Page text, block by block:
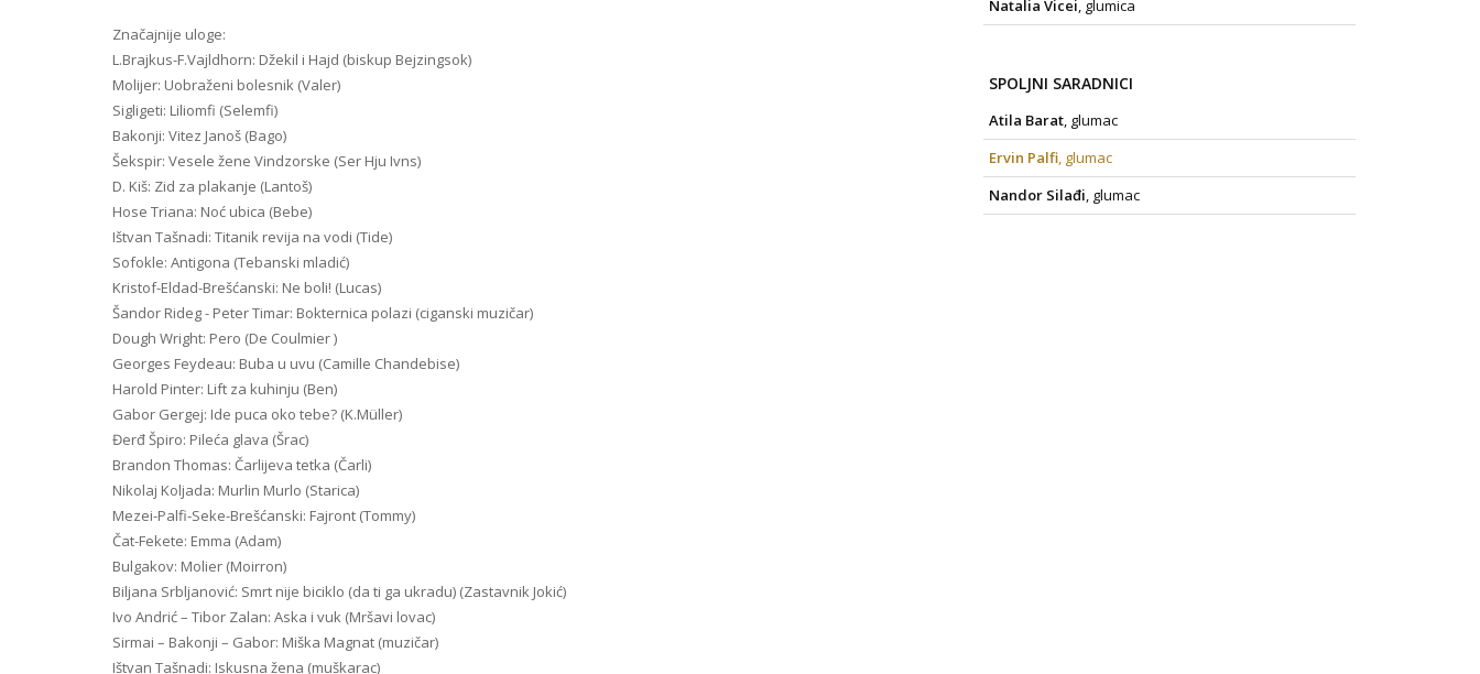
Značajnije uloge:
L.Brajkus-F.Vajldhorn: Džekil i Hajd (biskup Bejzingsok)
Molijer: Uobraženi bolesnik (Valer)
Sigligeti: Liliomfi (Selemfi)
Bakonji: Vitez Janoš (Bago)
Šekspir: Vesele žene Vindzorske (Ser Hju Ivns)
D. Kiš: Zid za plakanje (Lantoš)
Hose Triana: Noć ubica (Bebe)
Ištvan Tašnadi: Titanik revija na vodi (Tide)
Sofokle: Antigona (Tebanski mladić)
Kristof-Eldad-Brešćanski: Ne boli! (Lucas)
Šandor Rideg - Peter Timar: Bokternica polazi (ciganski muzičar)
Dough Wright: Pero (De Coulmier )
Georges Feydeau: Buba u uvu (Camille Chandebise)
Harold Pinter: Lift za kuhinju (Ben)
Gabor Gergej: Ide puca oko tebe? (K.Müller)
Đerđ Špiro: Pileća glava (Šrac)
Brandon Thomas: Čarlijeva tetka (Čarli)
Nikolaj Koljada: Murlin Murlo (Starica)
Mezei-Palfi-Seke-Brešćanski: Fajront (Tommy)
Čat-Fekete: Emma (Adam)
Bulgakov: Molier (Moirron)
Biljana Srbljanović: Smrt nije biciklo (da ti ga ukradu) (Zastavnik Jokić)
Ivo Andrić – Tibor Zalan: Aska i vuk (Mršavi lovac)
Sirmai – Bakonji – Gabor: Miška Magnat (muzičar)
Ištvan Tašnadi: Iskusna žena (muškarac)
Natalia Vicei, glumica
SPOLJNI SARADNICI
Atila Barat, glumac
Ervin Palfi, glumac
Nandor Silađi, glumac